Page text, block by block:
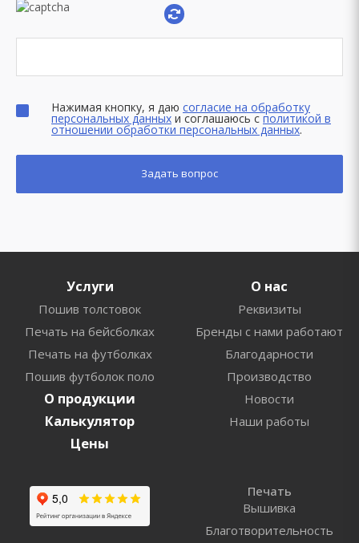
Нажимая кнопку, я даю согласие на обработку
персональных данных и соглашаюсь сполитикой в
отношении обработки персональных данных.
Услуги
Пошив толстовок
Печать на бейсболках
Печать на футболках
Пошив футболок поло
О продукции
Калькулятор
Цены
О нас
Реквизиты
Бренды с нами работают
Благодарности
Производство
Новости
Наши работы
Печать
Вышивка
Благотворительность